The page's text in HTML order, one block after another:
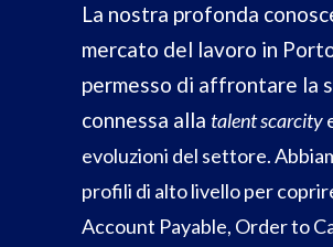
La nostra profonda
mercato del lavoro in
permesso di affrontare la
connessa alla talent scarcity
evoluzioni del settore.
profili di alto livello per
Account Payable, Order to